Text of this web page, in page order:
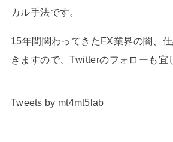
カル手法です。
15年間関わってきたFX業界の闇、
きますので、Twitterのフォローも宜
Tweets by mt4mt5lab